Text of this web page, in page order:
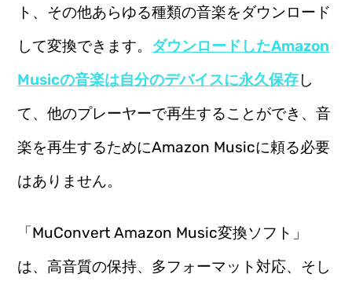
ト、その他あらゆる種類の音楽をダウンロード
して変換できます。 ダウンロードしたAmazon
Musicの音楽は自分のデバイスに永久保存し
て、他のプレーヤーで再生することができ、音
楽を再生するためにAmazon Musicに頼る必要
はありません。
「MuConvert Amazon Music変換ソフト」
は、高音質の保持、多フォーマット対応、そし